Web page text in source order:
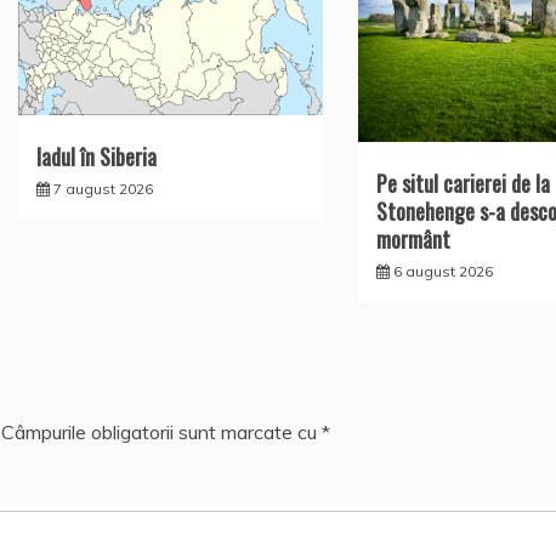
Iadul în Siberia
7 august 2026
Pe situl carierei de la
Stonehenge s-a
mormânt
6 august 2026
Câmpurile obligatorii sunt marcate cu *